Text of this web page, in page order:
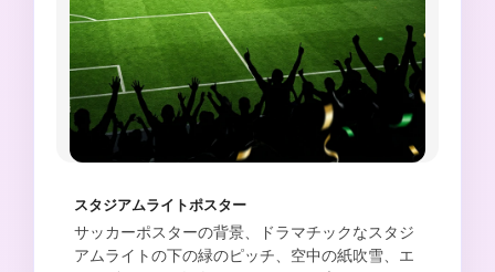
スタジアムライトポスター
サッカーポスターの背景、ドラマチックなスタジ
アムライトの下の緑のピッチ、空中の紙吹雪、エ